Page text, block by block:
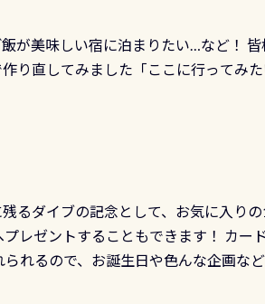
参加してみてくださいね 毎月60名様
が用意したオリジナル景品が当たる
とも記念撮影も出来ますよ スキンダ
、4時間たっぷり利用出来るので、普
が美味しい宿に泊まりたい…など！
り直してみました「ここに行ってみ
るダイブの記念として、お気に入り
レゼントすることもできます！ カー
れるので、お誕生日や色んな企画な